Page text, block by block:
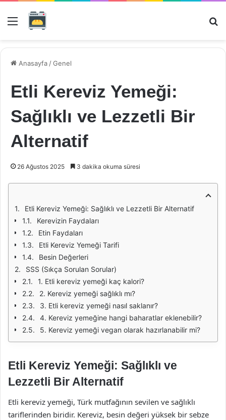
Menü
Anasayfa /Genel
Etli Kereviz Yemeği:
Sağlıklı ve Lezzetli Bir
Alternatif
26 Ağustos 2025 3 dakika okuma süresi
Etli Kereviz Yemeği: Sağlıklı ve Lezzetli Bir Alternatif
Kerevizin Faydaları
Etin Faydaları
Etli Kereviz Yemeği Tarifi
Besin Değerleri
SSS (Sıkça Sorulan Sorular)
1. Etli kereviz yemeği kaç kalori?
2. Kereviz yemeği sağlıklı mı?
3. Etli kereviz yemeği nasıl saklanır?
4. Kereviz yemeğine hangi baharatlar eklenebilir?
5. Kereviz yemeği vegan olarak hazırlanabilir mi?
Etli Kereviz Yemeği: Sağlıklı ve
Lezzetli Bir Alternatif
Etli kereviz yemeği, Türk mutfağının sevilen ve sağlıklı
tariflerinden biridir. Kereviz, besin değeri yüksek bir sebze